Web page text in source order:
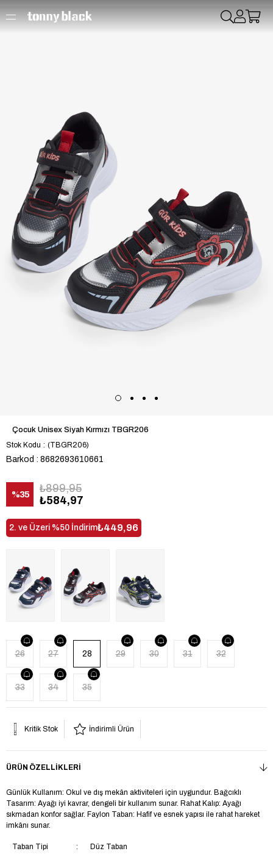
Çocuk Unisex Siyah Kırmızı TBGR206
Stok Kodu
(TBGR206)
Barkod : 8682693610661
%35
İndirim
₺899,95
₺584,97
2. ve Üzeri %50 İndirim₺449,96
26 27 28 29 30 31 32
33 34 35
Kritik Stok İndirimli Ürün
ÜRÜN ÖZELLIKLERI
Günlük Kullanım: Okul ve dış mekân aktiviteleri için uygundur. Bağcıklı
Tasarım: Ayağı iyi kavrar, dengeli bir kullanım sunar. Rahat Kalıp: Ayağı
sıkmadan konfor sağlar. Faylon Taban: Hafif ve esnek yapısı ile rahat hareket
imkânı sunar.
Taban Tipi Düz Taban